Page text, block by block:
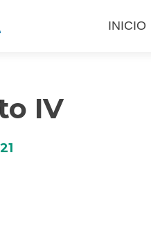
al
INICIO
IV